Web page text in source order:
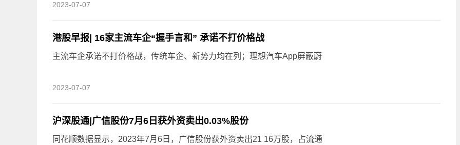
2023-07-07
港股早报| 16家主流车企“握手言和” 承诺不打价格战
主流车企承诺不打价格战，传统车企、新势力均在列；理想汽车App屏蔽蔚
2023-07-07
沪深股通|广信股份7月6日获外资卖出0.03%股份
同花顺数据显示，2023年7月6日，广信股份获外资卖出21 16万股，占流通